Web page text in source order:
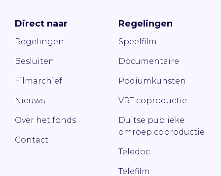
Direct naar
Regelingen
Besluiten
Filmarchief
Nieuws
Over het fonds
Contact
Regelingen
Speelfilm
Documentaire
Podiumkunsten
VRT coproductie
Duitse publieke
omroep coproductie
Teledoc
Telefilm